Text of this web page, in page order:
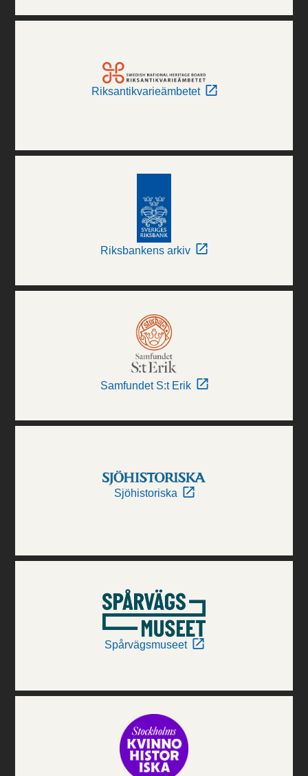
Riksantikvarieämbetet
Riksbankens arkiv
Samfundet S:t Erik
Sjöhistoriska
Spårvägsmuseet